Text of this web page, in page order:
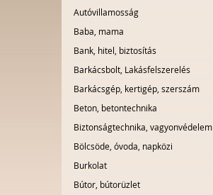
Autóvillamosság
Baba, mama
Bank, hitel, biztosítás
Barkácsbolt, Lakásfelszerelés
Barkácsgép, kertigép, szerszám
Beton, betontechnika
Biztonságtechnika, vagyonvédelem
Bölcsöde, óvoda, napközi
Burkolat
Bútor, bútorüzlet